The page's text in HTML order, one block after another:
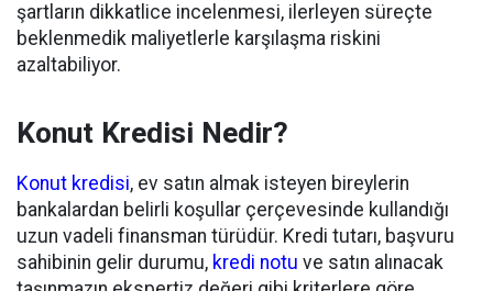
şartların dikkatlice incelenmesi, ilerleyen süreçte
beklenmedik maliyetlerle karşılaşma riskini
azaltabiliyor.
Konut Kredisi Nedir?
Konut kredisi, ev satın almak isteyen bireylerin
bankalardan belirli koşullar çerçevesinde kullandığı
uzun vadeli finansman türüdür. Kredi tutarı, başvuru
sahibinin gelir durumu, kredi notu ve satın alınacak